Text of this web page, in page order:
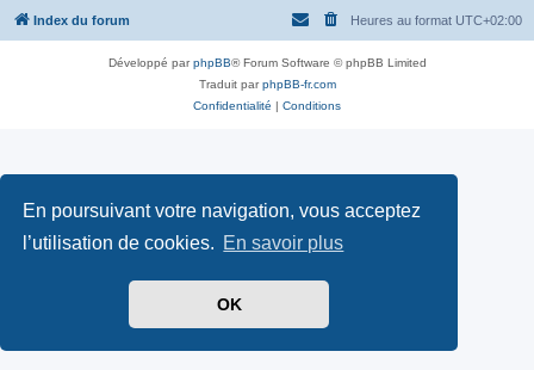
En poursuivant votre navigation, vous acceptez
l’utilisation de cookies. En savoir plus
OK
Index du forum Heures au format UTC+02:00
Développé parphpBB® Forum Software © phpBB Limited
Traduit parphpBB-fr.com
Confidentialité | Conditions